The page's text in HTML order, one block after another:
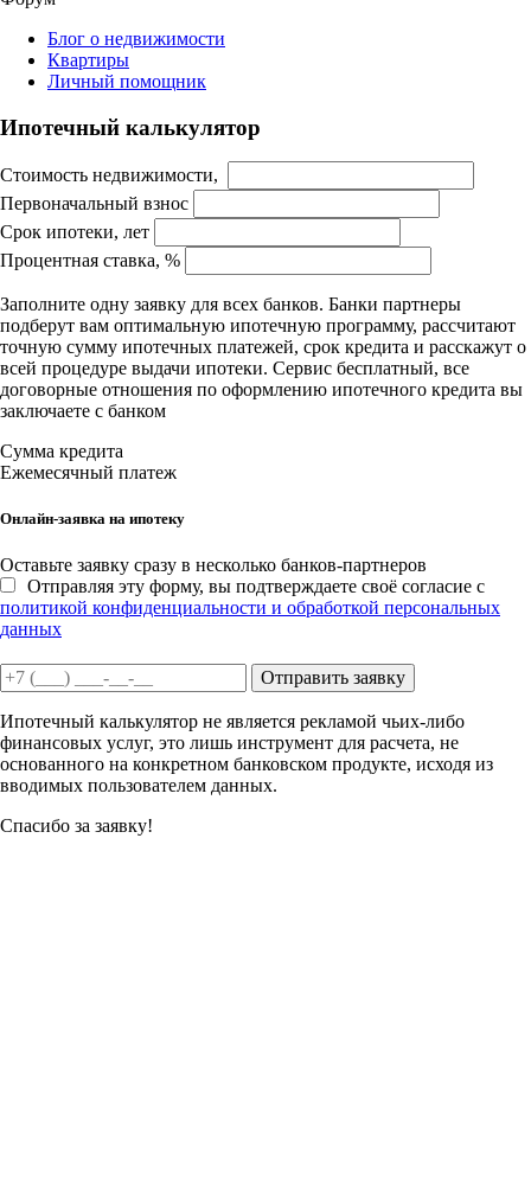
Блог о недвижимости
Квартиры
Личный помощник
Ипотечный калькулятор
Стоимость недвижимости,
Первоначальный взнос
Срок ипотеки, лет
Процентная ставка, %
Заполните одну заявку для всех банков. Банки партнеры
подберут вам оптимальную ипотечную программу, рассчитают
точную сумму ипотечных платежей, срок кредита и расскажут о
всей процедуре выдачи ипотеки. Сервис бесплатный, все
договорные отношения по оформлению ипотечного кредита вы
заключаете с банком
Сумма кредита
Ежемесячный платеж
Онлайн-заявка на ипотеку
Оставьте заявку сразу в несколько банков-партнеров
Отправляя эту форму, вы подтверждаете своё согласие с
политикой конфиденциальности и обработкой персональных
данных
Отправить заявку
Ипотечный калькулятор не является рекламой чьих-либо
финансовых услуг, это лишь инструмент для расчета, не
основанного на конкретном банковском продукте, исходя из
вводимых пользователем данных.
Спасибо за заявку!